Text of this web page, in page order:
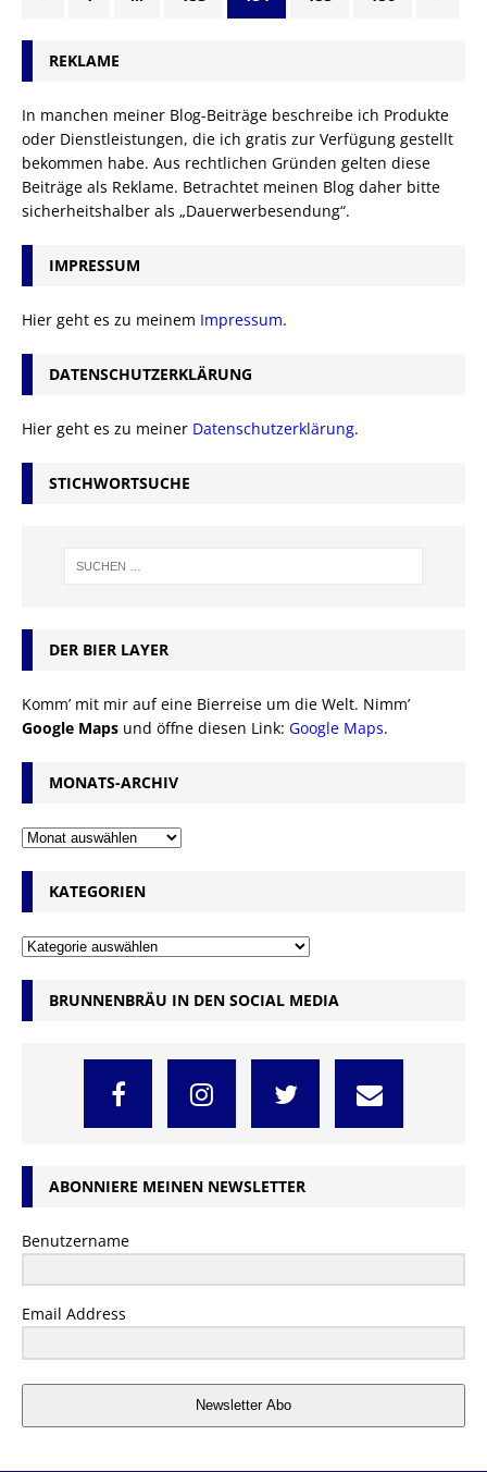
REKLAME
In manchen meiner Blog-Beiträge beschreibe ich Produkte
oder Dienstleistungen, die ich gratis zur Verfügung gestellt
bekommen habe. Aus rechtlichen Gründen gelten diese
Beiträge als Reklame. Betrachtet meinen Blog daher bitte
sicherheitshalber als „Dauerwerbesendung“.
IMPRESSUM
Hier geht es zu meinem Impressum.
DATENSCHUTZERKLÄRUNG
Hier geht es zu meiner Datenschutzerklärung.
STICHWORTSUCHE
DER BIER LAYER
Komm’ mit mir auf eine Bierreise um die Welt. Nimm’
Google Maps und öffne diesen Link: Google Maps.
MONATS-ARCHIV
KATEGORIEN
BRUNNENBRÄU IN DEN SOCIAL MEDIA
ABONNIERE MEINEN NEWSLETTER
Benutzername
Email Address
Newsletter Abo